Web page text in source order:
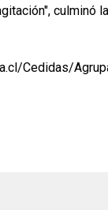
culminó
Cedidas/